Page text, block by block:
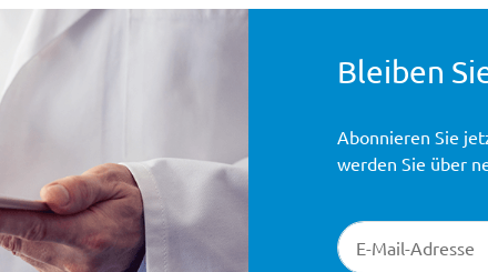
Bleiben
Newsletter-
Abonnieren Sie
werden Sie über